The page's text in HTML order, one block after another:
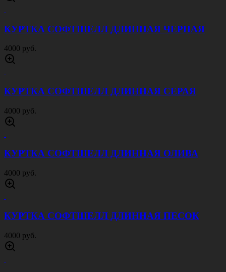
КУРТКА СОФТШЕЛЛ ДЛИННАЯ ЧЕРНАЯ
4000 руб.
КУРТКА СОФТШЕЛЛ ДЛИННАЯ СЕРАЯ
4000 руб.
КУРТКА СОФТШЕЛЛ ДЛИННАЯ ОЛИВА
4000 руб.
КУРТКА СОФТШЕЛЛ ДЛИННАЯ ПЕСОК
4000 руб.